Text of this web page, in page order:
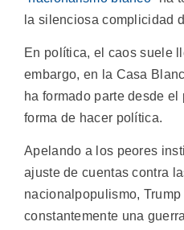
la silenciosa complicidad
En política, el caos suele
embargo, en la Casa
ha formado parte desde el
forma de hacer política.
Apelando a los peores
ajuste de cuentas contra
nacionalpopulismo,
constantemente una